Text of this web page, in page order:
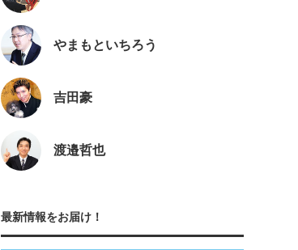
やまもといちろう
吉田豪
渡邉哲也
最新情報をお届け！